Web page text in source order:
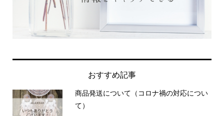
おすすめ記事
商品発送について（コロナ禍の対応につい
て）